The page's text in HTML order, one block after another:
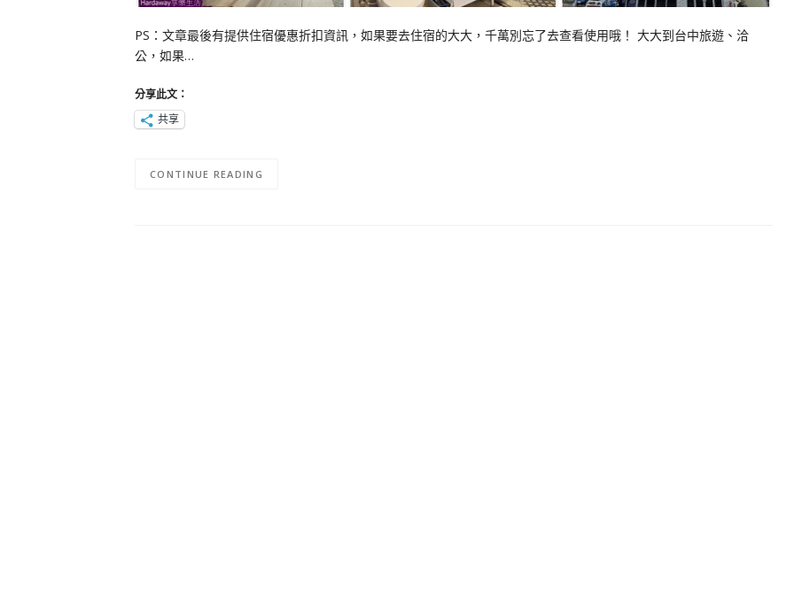
PS：文章最後有提供住宿優惠折扣資訊，如果要去住宿的大大，千萬別忘了去查看使用哦！ 大大到台中旅遊、洽
公，如果…
分享此文：
共享
CONTINUE READING